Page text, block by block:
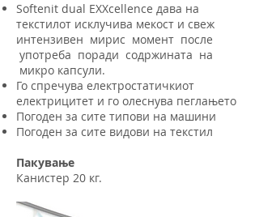
Softenit dual EXXcellence дава на
текстилот исклучива мекост и свеж
интензивен мирис момент после
употреба поради содржината на
микро капсули.
Го спречува електростатичкиот
електрицитет и го олеснува пеглањето
Погоден за сите типови на машини
Погоден за сите видови на текстил
Пакување
Канистер 20 кг.